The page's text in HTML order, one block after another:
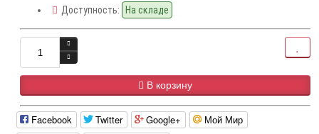
Доступность: На складе
В корзину
Facebook Twitter Google+ Мой Мир